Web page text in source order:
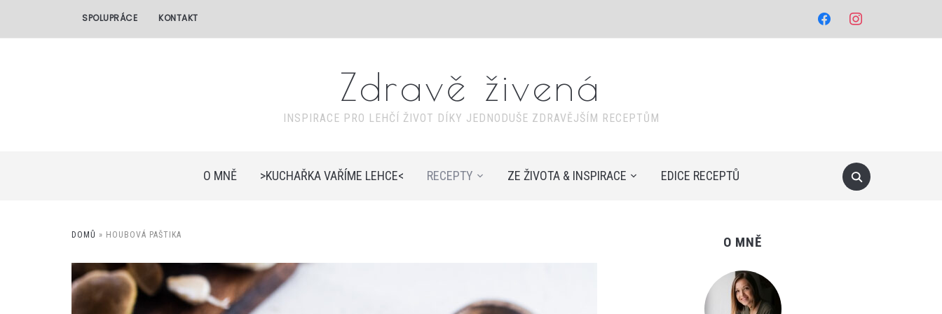
facebookinstagram
SPOLUPRÁCE KONTAKT
Zdravě živená
INSPIRACE PRO LEHČÍ ŽIVOT DÍKY JEDNODUŠE ZDRAVĚJŠÍM RECEPTŮM
O MNĚ >KUCHAŘKA VAŘÍME LEHCE< RECEPTY ZE ŽIVOTA & INSPIRACE EDICE RECEPTŮ
DOMŮ » HOUBOVÁ PAŠTIKA O MNĚ